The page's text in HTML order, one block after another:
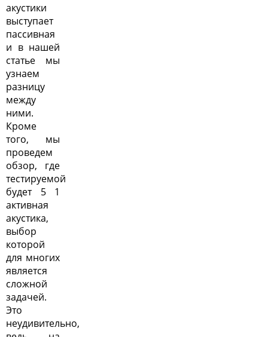
акустики
выступает
пассивная
и в нашей
статье мы
узнаем
разницу
между
ними.
Кроме
того, мы
проведем
обзор, где
тестируемой
будет 5 1
активная
акустика,
выбор
которой
для многих
является
сложной
задачей.
Это
неудивительно,